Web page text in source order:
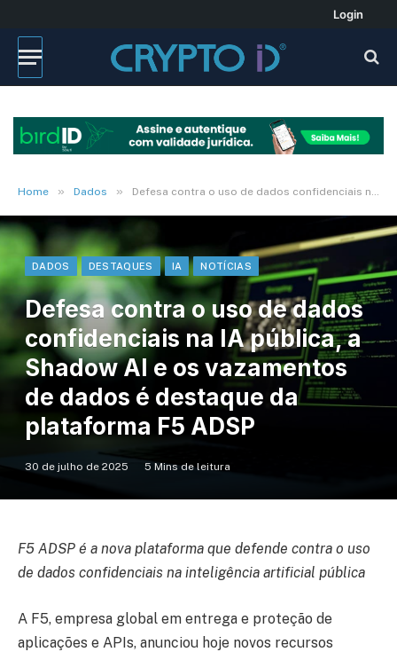
Login
Home » Dados » Defesa contra o uso de dados confidenciais na IA pública, a Shadow AI e os vazamentos de dados é destaque da plataforma F5 ADSP
DADOS DESTAQUES IA NOTÍCIAS
Defesa contra o uso de dados
confidenciais na IA pública, a
Shadow AI e os vazamentos
de dados é destaque da
plataforma F5 ADSP
30 de julho de 2025 5 Mins de leitura
F5 ADSP é a nova plataforma que defende contra o uso
de dados confidenciais na inteligência artificial pública
A F5, empresa global em entrega e proteção de
aplicações e APIs, anunciou hoje novos recursos